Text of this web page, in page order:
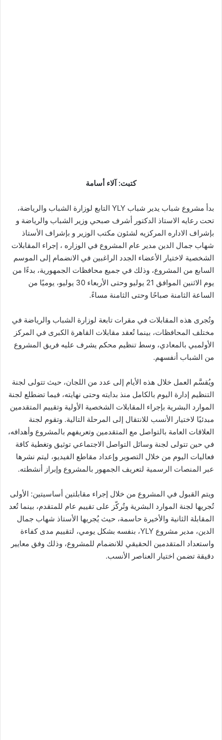
كتبت: آلاء أسامة
بدأ مشروع شباب يدير شباب YLY التابع لوزارة الشباب والرياضة،
تحت رعايه الاستاذ الدكتور أشرف صبحي وزير الشباب والرياضة و
بإشراف الاداره المركزيه لشئون مكتب الوزير و بإشراف الأستاذ
شهاب جمال الدين مدير عام المشروع في الوزاره ، إجراء المقابلات
الشخصية لاختيار الأعضاء الجدد الراغبين في الانضمام إلى الموسم
السابع من المشروع، وذلك في جميع محافظات الجمهورية، بدءًا من
يوم الاثنين الموافق 21 يوليو وحتى الأربعاء 30 يوليو، يوميًا من
الساعة الثامنة صباحًا وحتى الثامنة مساءً.
وتُجرى هذه المقابلات في مقرات تابعة لوزارة الشباب والرياضة في
مختلف المحافظات، بينما تُعقد مقابلات القاهرة الكبرى في المركز
الأولمبي بالمعادي، وسط تنظيم محكم يشرف عليه فريق المشروع
من الشباب أنفسهم.
ويُقسَّم العمل خلال هذه الأيام إلى عدد من اللجان، حيث تتولى لجنة
التنظيم إدارة اليوم بالكامل منذ بدايته وحتى نهايته، فيما تضطلع لجنة
الموارد البشرية بإجراء المقابلات الشخصية الأولية وتقييم المتقدمين
مبدئيًا لاختيار الأنسب للانتقال إلى المرحلة التالية. وتقوم لجنة
العلاقات العامة بالتواصل مع المتقدمين وتعريفهم بالمشروع وأهدافه،
في حين تتولى لجنة وسائل التواصل الاجتماعي توثيق وتغطية كافة
فعاليات اليوم من خلال التصوير وإعداد مقاطع الفيديو، ليتم نشرها
عبر المنصات الرسمية لتعريف الجمهور بالمشروع وإبراز أنشطته.
ويتم القبول في المشروع من خلال إجراء مقابلتين أساسيتين: الأولى
تُجريها لجنة الموارد البشرية وتُركّز على تقييم عام للمتقدم، بينما تُعد
المقابلة الثانية والأخيرة حاسمة، حيث يُجريها الأستاذ شهاب جمال
الدين، مدير مشروع YLY، بنفسه بشكل يومي، لتقييم مدى كفاءة
واستعداد المتقدمين الحقيقي للانضمام للمشروع، وذلك وفق معايير
دقيقة تضمن اختيار العناصر الأنسب.